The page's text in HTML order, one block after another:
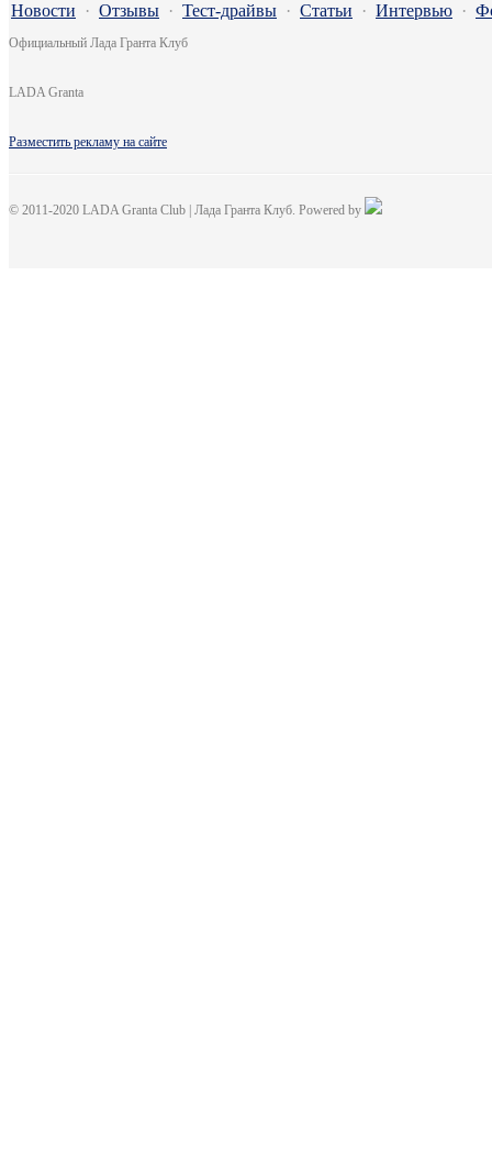
Новости · Отзывы · Тест-драйвы · Статьи · Интервью ·
Официальный Лада Гранта Клуб
LADA Granta
Разместить рекламу на сайте
© 2011-2020 LADA Granta Club | Лада Гранта Клуб. Powered by